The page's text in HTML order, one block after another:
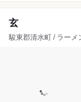
玄
駿東郡清水町 / ラーメ